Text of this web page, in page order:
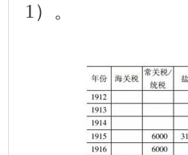
1）。